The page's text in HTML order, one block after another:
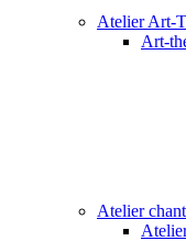
Atelier Art-
Art-
Atelier